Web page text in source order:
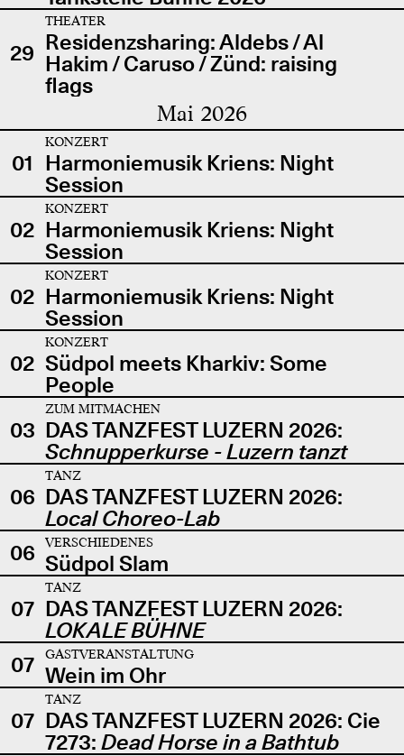
29
THEATER
Residenzsharing: Aldebs / Al
Hakim / Caruso / Zünd: raising
flags
Mai 2026
01
KONZERT
Harmoniemusik Kriens: Night
Session
02
KONZERT
Harmoniemusik Kriens: Night
Session
02
KONZERT
Harmoniemusik Kriens: Night
Session
02
KONZERT
Südpol meets Kharkiv: Some
People
03
ZUM MITMACHEN
DAS TANZFEST LUZERN 2026:
Schnupperkurse - Luzern tanzt
06
TANZ
DAS TANZFEST LUZERN 2026:
Local Choreo-Lab
06
VERSCHIEDENES
Südpol Slam
07
TANZ
DAS TANZFEST LUZERN 2026:
LOKALE BÜHNE
07
GASTVERANSTALTUNG
Wein im Ohr
07
TANZ
DAS TANZFEST LUZERN 2026: Cie
7273: Dead Horse in a Bathtub